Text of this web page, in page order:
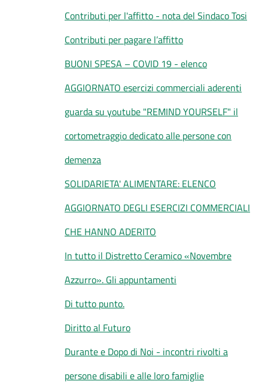
Contributi per l'affitto - nota del Sindaco Tosi
Contributi per pagare l’affitto
BUONI SPESA – COVID 19 - elenco
AGGIORNATO esercizi commerciali aderenti
guarda su youtube "REMIND YOURSELF" il
cortometraggio dedicato alle persone con
demenza
SOLIDARIETA' ALIMENTARE: ELENCO
AGGIORNATO DEGLI ESERCIZI COMMERCIALI
CHE HANNO ADERITO
In tutto il Distretto Ceramico «Novembre
Azzurro». Gli appuntamenti
Di tutto punto.
Diritto al Futuro
Durante e Dopo di Noi - incontri rivolti a
persone disabili e alle loro famiglie